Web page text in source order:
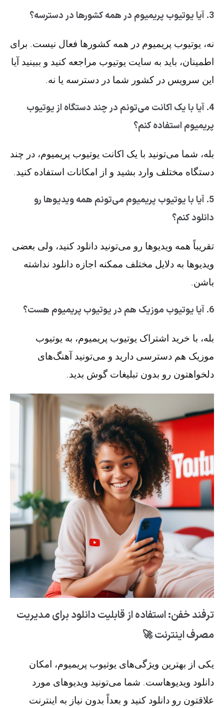
3. آیا یوتیوب پریمیوم در همه کشورها در دسترسه؟
نه، یوتیوب پریمیوم در همه کشورها فعال نیست. برای
اطمینان، باید به سایت یوتیوب مراجعه کنید و ببینید آیا
این سرویس در کشور شما در دسترسه یا نه.
4. آیا با یک اکانت می‌تونم در چند دستگاه از یوتیوب
پریمیوم استفاده کنم؟
بله، شما می‌تونید با یک اکانت یوتیوب پریمیوم، در چند
دستگاه مختلف وارد بشید و از امکانات استفاده کنید.
5. آیا با یوتیوب پریمیوم می‌تونم همه ویدیوها رو
دانلود کنم؟
تقریباً همه ویدیوها رو می‌تونید دانلود کنید، ولی بعضی
ویدیوها به دلایل مختلف ممکنه اجازه دانلود نداشته
باشن.
6. آیا یوتیوب موزیک هم در یوتیوب پریمیوم هست؟
بله، با خرید اشتراک یوتیوب پریمیوم، به یوتیوب
موزیک هم دسترسی دارید و می‌تونید آهنگ‌های
دلخواهتون رو بدون تبلیغات گوش بدید.
ترفند خفن: استفاده از قابلیت دانلود برای مدیریت
مصرف اینترنت 🚀
یکی از بهترین ویژگی‌های یوتیوب پریمیوم، امکان
دانلود ویدیوهاست. شما می‌تونید ویدیوهای مورد
علاقتون رو دانلود کنید و بعداً بدون نیاز به اینترنت